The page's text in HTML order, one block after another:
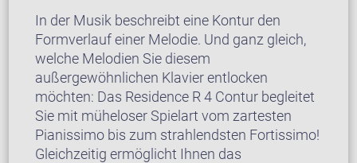
In der Musik beschreibt eine Kontur den
Formverlauf einer Melodie. Und ganz gleich,
welche Melodien Sie diesem
außergewöhnlichen Klavier entlocken
möchten: Das Residence R 4 Contur begleitet
Sie mit müheloser Spielart vom zartesten
Pianissimo bis zum strahlendsten Fortissimo!
Gleichzeitig ermöglicht Ihnen das